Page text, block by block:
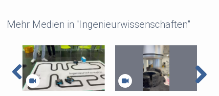
Mehr Medien in "Ingenieurwissenschaften"